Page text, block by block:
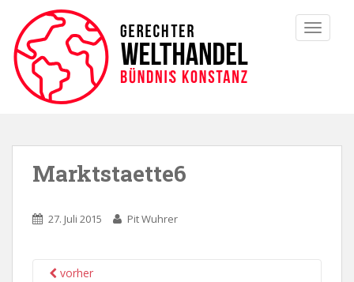
Marktstaette6
27. Juli 2015 Pit Wuhrer
vorher